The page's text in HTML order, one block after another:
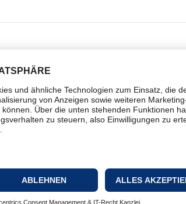
Stock
Services für Fotografie, Design,
auf Touch-Geräten. Oder entdecke
Zukunft gemeinsam.